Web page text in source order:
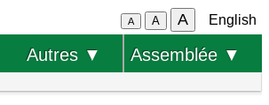
A A A English
Autres ▼ Assemblée ▼